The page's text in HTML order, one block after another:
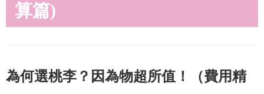
算篇)
為何選桃李？因為物超所值！（費用精